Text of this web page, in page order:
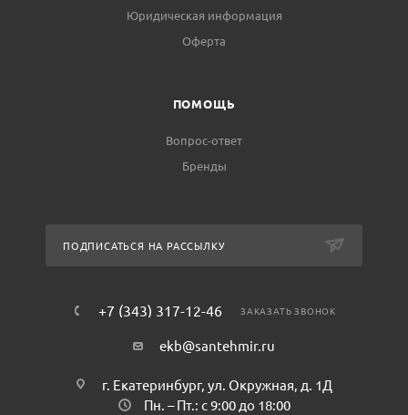
Юридическая информация
Оферта
ПОМОЩЬ
Вопрос-ответ
Бренды
ПОДПИСАТЬСЯ НА РАССЫЛКУ
+7 (343) 317-12-46 ЗАКАЗАТЬ ЗВОНОК
ekb@santehmir.ru
г. Екатеринбург, ул. Окружная, д. 1Д
Пн. – Пт.: с 9:00 до 18:00